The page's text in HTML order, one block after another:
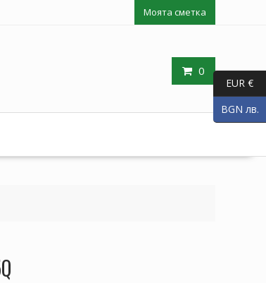
Моята сметка
0
EUR €
BGN лв.